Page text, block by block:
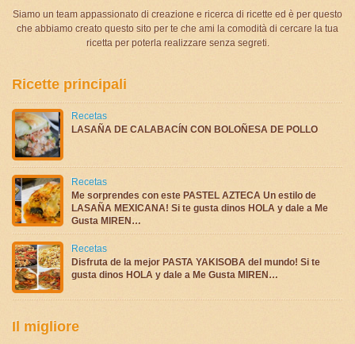
Siamo un team appassionato di creazione e ricerca di ricette ed è per questo
che abbiamo creato questo sito per te che ami la comodità di cercare la tua
ricetta per poterla realizzare senza segreti.
Ricette principali
Recetas
LASAÑA DE CALABACÍN CON BOLOÑESA DE POLLO
Recetas
Me sorprendes con este PASTEL AZTECA Un estilo de
LASAÑA MEXICANA! Si te gusta dinos HOLA y dale a Me
Gusta MIREN…
Recetas
Disfruta de la mejor PASTA YAKISOBA del mundo! Si te
gusta dinos HOLA y dale a Me Gusta MIREN…
Il migliore